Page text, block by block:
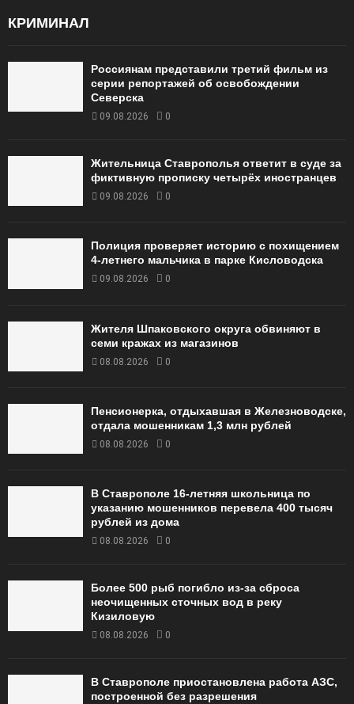
КРИМИНАЛ
Россиянам представили третий фильм из
серии репортажей об освобождении
Северска
09.08.2026 0
Жительница Ставрополья ответит в суде за
фиктивную прописку четырёх иностранцев
09.08.2026 0
Полиция проверяет историю с похищением
4-летнего мальчика в парке Кисловодска
09.08.2026 0
Жителя Шпаковского округа обвиняют в
семи кражах из магазинов
08.08.2026 0
Пенсионерка, отдыхавшая в Железноводске,
отдала мошенникам 1,3 млн рублей
08.08.2026 0
В Ставрополе 16-летняя школьница по
указанию мошенников перевела 400 тысяч
рублей из дома
08.08.2026 0
Более 500 рыб погибло из-за сброса
неочищенных сточных вод в реку
Кизиловую
08.08.2026 0
В Ставрополе приостановлена работа АЗС,
построенной без разрешения